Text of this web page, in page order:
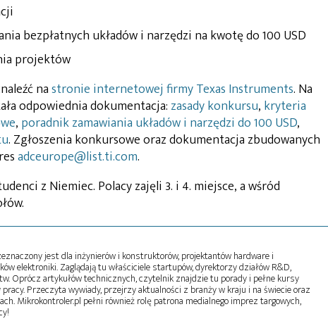
bezpłatnych układów i narzędzi na kwotę do 100 USD
projektów
nastronie internetowej firmy Texas Instruments. Na
odpowiednia dokumentacja: zasady konkursu, kryteria
, poradnik zamawiania układów i narzędzi do 100 USD,
. Zgłoszenia konkursowe oraz dokumentacja zbudowanych
adceurope@list.ti.com.
z Niemiec. Polacy zajęli 3. i 4. miejsce, a wśród
jest dla inżynierów i konstruktorów, projektantów hardware i
elektroniki. Zaglądają tu właściciele startupów, dyrektorzy działów R&D,
Oprócz artykułów technicznych, czytelnik znajdzie tu porady i pełne kursy
Przeczyta wywiady, przejrzy aktualności z branży w kraju i na świecie oraz
Mikrokontroler.pl pełni również rolę patrona medialnego imprez targowych,